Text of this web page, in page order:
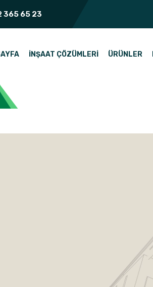
365 65 23
İNŞAAT ÇÖZÜMLERI ÜRÜNLER